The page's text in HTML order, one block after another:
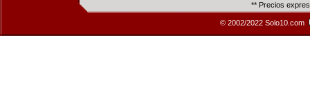
** Precios
© 2002/2022 Solo10.com